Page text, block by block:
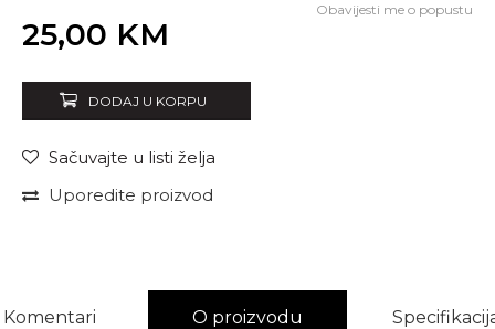
25,00 KM
Obavijesti me o popustu
DODAJ U KORPU
Sačuvajte u listi želja
Uporedite proizvod
Komentari O proizvodu